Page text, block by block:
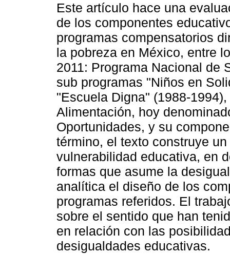
Este artículo hace una
de los componentes
programas compensatorios
la pobreza en México, entre
2011: Programa Nacional de
sub programas "Niños en
"Escuela Digna" (1988-
Alimentación, hoy
Oportunidades, y su
término, el texto construye
vulnerabilidad educativa, en
formas que asume la
analítica el diseño de los
programas referidos. El
sobre el sentido que han
en relación con las
desigualdades educativas.